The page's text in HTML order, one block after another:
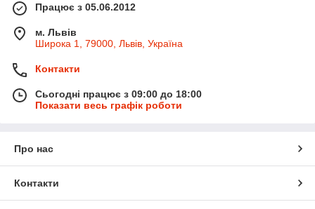
Працює з 05.06.2012
м. Львів
Широка 1, 79000, Львів, Україна
Контакти
Сьогодні працює з 09:00 до 18:00
Показати весь графік роботи
Про нас
Контакти